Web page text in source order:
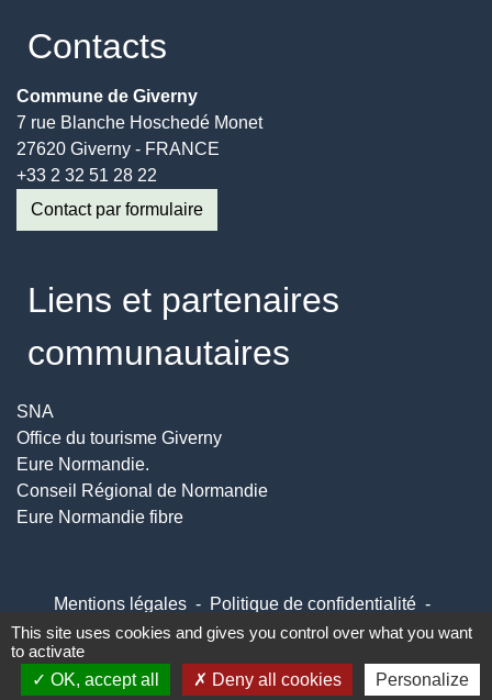
Contacts
Commune de Giverny
7 rue Blanche Hoschedé Monet
27620 Giverny - FRANCE
+33 2 32 51 28 22
Contact par formulaire
Liens et partenaires
communautaires
SNA
Office du tourisme Giverny
Eure Normandie.
Conseil Régional de Normandie
Eure Normandie fibre
Mentions légales - Politique de confidentialité -
Accessibilité - Plan du site - Gestion des cookies
Site créé en partenariat avec Réseau des Communes
This site uses cookies and gives you control over what you want
to activate
OK, accept all
Deny all cookies Personalize